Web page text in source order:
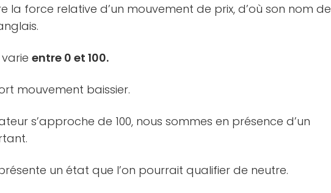
la force relative d’un mouvement de prix, d’où son nom de
varieentre 0 et 100.
mouvement baissier.
s’approche de 100, nous sommes en présence d’un
un état que l’on pourrait qualifier de neutre.